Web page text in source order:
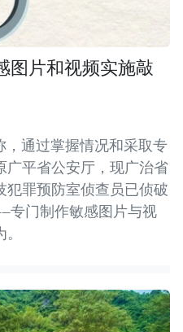
图片和视频实施敲
，通过掌握情况和采取专
广平省公安厅，现广治省
罪预防室侦查员已侦破
专门制作敏感图片与视